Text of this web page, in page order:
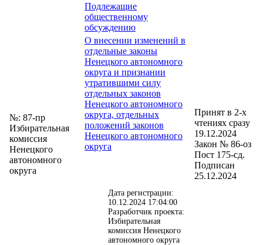
Подлежащие
общественному
обсуждению
№: 87-пр
Избирательная
комиссия
Ненецкого
автономного
округа
О внесении изменений в
отдельные законы
Ненецкого автономного
округа и признании
утратившими силу
отдельных законов
Ненецкого автономного
округа, отдельных
положений законов
Ненецкого автономного
округа
Дата регистрации:
10.12.2024 17:04:00
Разработчик проекта:
Избирательная
комиссия Ненецкого
автономного округа
Принят в 2-х
чтениях сразу
19.12.2024
Закон № 86-оз
Пост 175-сд.
Подписан
25.12.2024